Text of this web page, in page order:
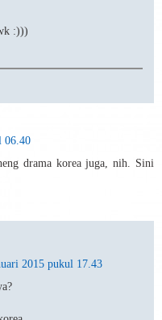
:)))
06.40
drama korea juga, nih. Sini
2015 pukul 17.43